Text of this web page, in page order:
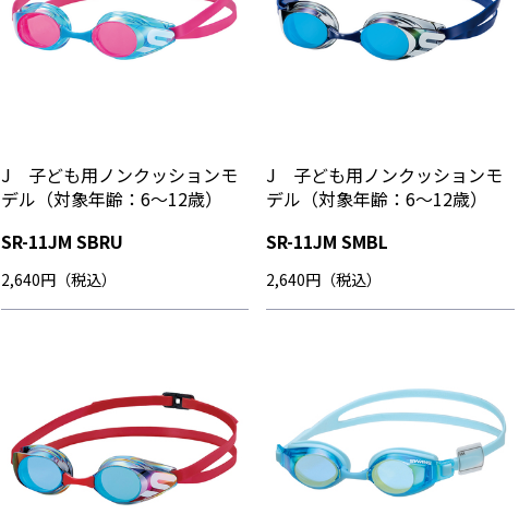
J 子ども用ノンクッションモ
デル（対象年齢：6～12歳）
SR-11JM SBRU
2,640円（税込）
J 子ども用ノンクッションモ
デル（対象年齢：6～12歳）
SR-11JM SMBL
2,640円（税込）